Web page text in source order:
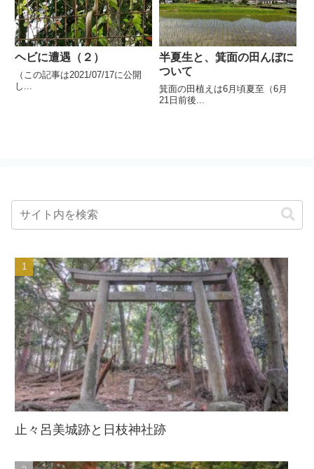
ヘビに遭遇（２）
（この記事は2021/07/17に公開
し...
半夏生と、箕面の田んぼに
ついて
箕面の田植えは6月頃夏至（6月
21日前後...
止々呂美城跡と日枝神社跡